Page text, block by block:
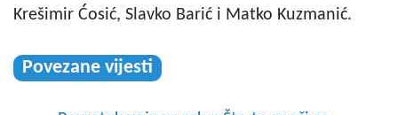
Krešimir Ćosić, Slavko Barić i Matko Kuzmanić.
Povezane vijesti